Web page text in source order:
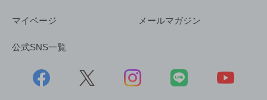
マイページ メールマガジン
公式SNS一覧